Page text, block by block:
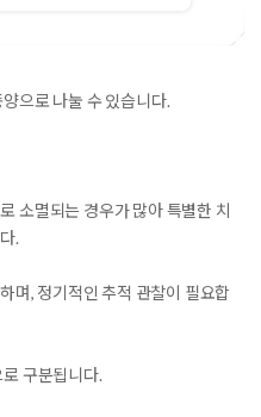
으로 나눌 수 있습니다.
소멸되는 경우가 많아 특별한 치
.
며, 정기적인 추적 관찰이 필요합
구분됩니다.